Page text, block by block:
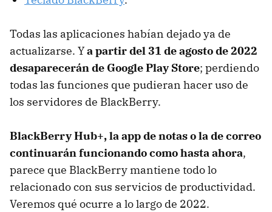
Todas las aplicaciones habían dejado ya de
actualizarse. Ya partir del 31 de agosto de 2022
desaparecerán de Google Play Store; perdiendo
todas las funciones que pudieran hacer uso de
los servidores de BlackBerry.
BlackBerry Hub+, la app de notas o la de correo
continuarán funcionando como hasta ahora,
parece que BlackBerry mantiene todo lo
relacionado con sus servicios de productividad.
Veremos qué ocurre a lo largo de 2022.